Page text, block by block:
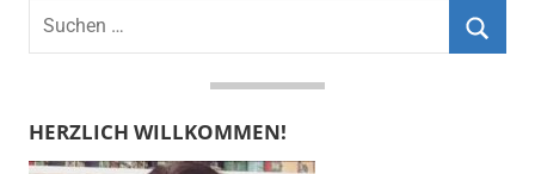
Suchen
HERZLICH WILLKOMMEN!